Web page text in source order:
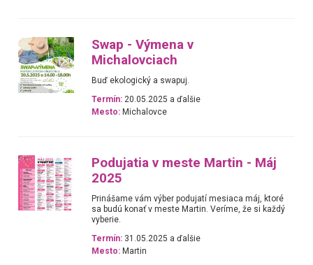
Swap - Výmena v
Michalovciach
Buď ekologický a swapuj.
Termín: 20.05.2025 a ďalšie
Mesto: Michalovce
Podujatia v meste Martin - Máj
2025
Prinášame vám výber podujatí mesiaca máj, ktoré
sa budú konať v meste Martin. Veríme, že si každý
vyberie.
Termín: 31.05.2025 a ďalšie
Mesto: Martin